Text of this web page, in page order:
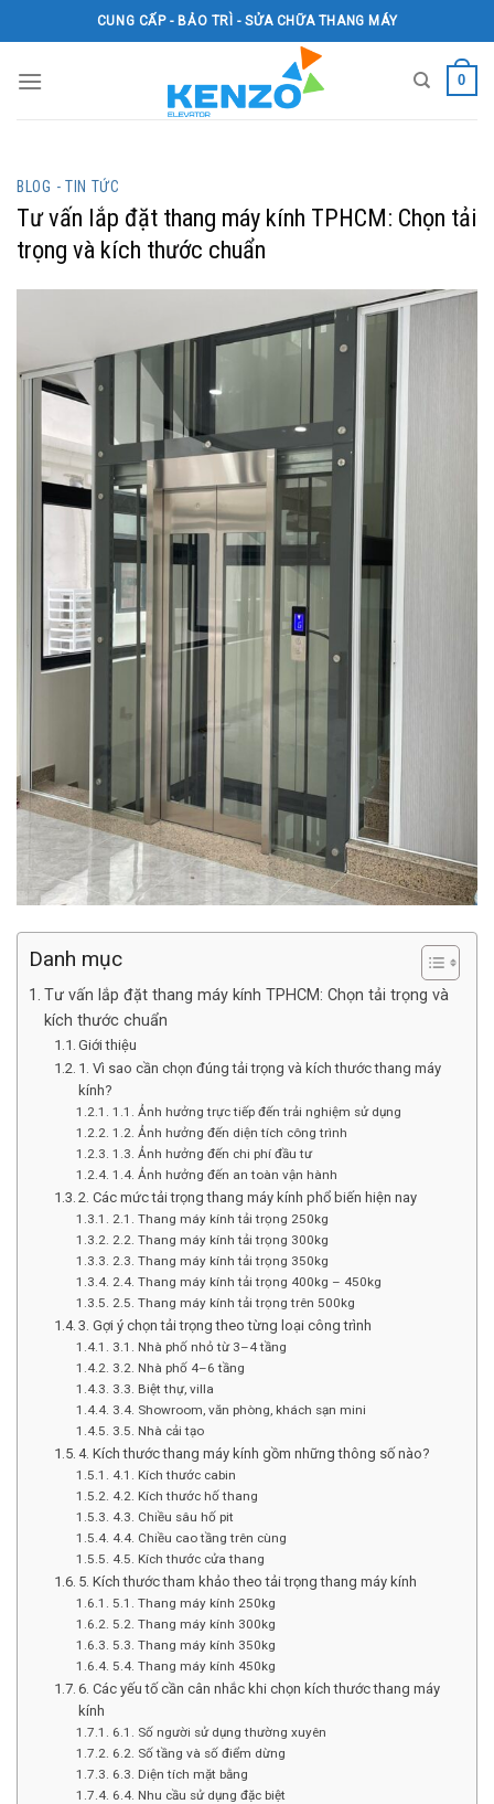
to
CUNG CẤP - BẢO TRÌ - SỬA CHỮA THANG MÁY
0
BLOG - TIN TỨC
Tư vấn lắp đặt thang máy kính TPHCM: Chọn tải
trọng và kích thước chuẩn
Danh mục
Tư vấn lắp đặt thang máy kính TPHCM: Chọn tải trọng và
kích thước chuẩn
Giới thiệu
1. Vì sao cần chọn đúng tải trọng và kích thước thang máy
kính?
1.1. Ảnh hưởng trực tiếp đến trải nghiệm sử dụng
1.2. Ảnh hưởng đến diện tích công trình
1.3. Ảnh hưởng đến chi phí đầu tư
1.4. Ảnh hưởng đến an toàn vận hành
2. Các mức tải trọng thang máy kính phổ biến hiện nay
2.1. Thang máy kính tải trọng 250kg
2.2. Thang máy kính tải trọng 300kg
2.3. Thang máy kính tải trọng 350kg
2.4. Thang máy kính tải trọng 400kg – 450kg
2.5. Thang máy kính tải trọng trên 500kg
3. Gợi ý chọn tải trọng theo từng loại công trình
3.1. Nhà phố nhỏ từ 3–4 tầng
3.2. Nhà phố 4–6 tầng
3.3. Biệt thự, villa
3.4. Showroom, văn phòng, khách sạn mini
3.5. Nhà cải tạo
4. Kích thước thang máy kính gồm những thông số nào?
4.1. Kích thước cabin
4.2. Kích thước hố thang
4.3. Chiều sâu hố pit
4.4. Chiều cao tầng trên cùng
4.5. Kích thước cửa thang
5. Kích thước tham khảo theo tải trọng thang máy kính
5.1. Thang máy kính 250kg
5.2. Thang máy kính 300kg
5.3. Thang máy kính 350kg
5.4. Thang máy kính 450kg
6. Các yếu tố cần cân nhắc khi chọn kích thước thang máy
kính
6.1. Số người sử dụng thường xuyên
6.2. Số tầng và số điểm dừng
6.3. Diện tích mặt bằng
6.4. Nhu cầu sử dụng đặc biệt